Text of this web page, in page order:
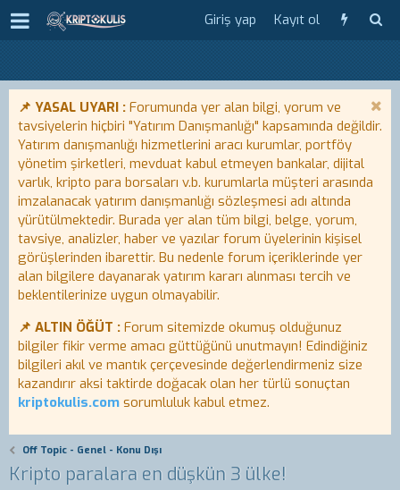
Giriş yap Kayıt ol
📌 YASAL UYARI : Forumunda yer alan bilgi, yorum ve
tavsiyelerin hiçbiri "Yatırım Danışmanlığı" kapsamında değildir.
Yatırım danışmanlığı hizmetlerini aracı kurumlar, portföy
yönetim şirketleri, mevduat kabul etmeyen bankalar, dijital
varlık, kripto para borsaları v.b. kurumlarla müşteri arasında
imzalanacak yatırım danışmanlığı sözleşmesi adı altında
yürütülmektedir. Burada yer alan tüm bilgi, belge, yorum,
tavsiye, analizler, haber ve yazılar forum üyelerinin kişisel
görüşlerinden ibarettir. Bu nedenle forum içeriklerinde yer
alan bilgilere dayanarak yatırım kararı alınması tercih ve
beklentilerinize uygun olmayabilir.
📌 ALTIN ÖĞÜT : Forum sitemizde okumuş olduğunuz
bilgiler fikir verme amacı güttüğünü unutmayın! Edindiğiniz
bilgileri akıl ve mantık çerçevesinde değerlendirmeniz size
kazandırır aksi taktirde doğacak olan her türlü sonuçtan
kriptokulis.com sorumluluk kabul etmez.
Off Topic - Genel - Konu Dışı
Kripto paralara en düşkün 3 ülke!